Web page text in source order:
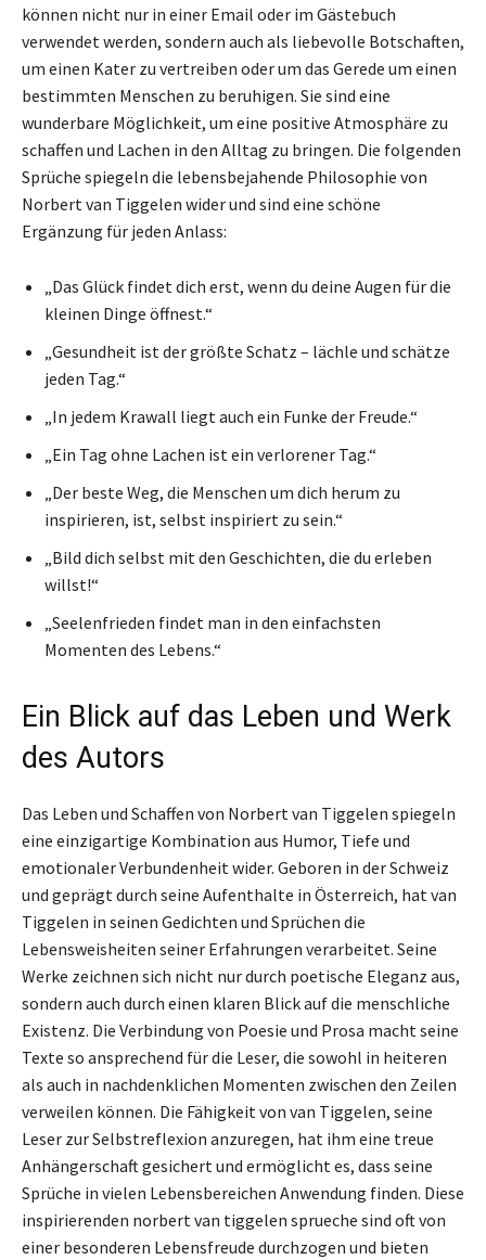
können nicht nur in einer Email oder im Gästebuch
verwendet werden, sondern auch als liebevolle Botschaften,
um einen Kater zu vertreiben oder um das Gerede um einen
bestimmten Menschen zu beruhigen. Sie sind eine
wunderbare Möglichkeit, um eine positive Atmosphäre zu
schaffen und Lachen in den Alltag zu bringen. Die folgenden
Sprüche spiegeln die lebensbejahende Philosophie von
Norbert van Tiggelen wider und sind eine schöne
Ergänzung für jeden Anlass:
„Das Glück findet dich erst, wenn du deine Augen für die
kleinen Dinge öffnest.“
„Gesundheit ist der größte Schatz – lächle und schätze
jeden Tag.“
„In jedem Krawall liegt auch ein Funke der Freude.“
„Ein Tag ohne Lachen ist ein verlorener Tag.“
„Der beste Weg, die Menschen um dich herum zu
inspirieren, ist, selbst inspiriert zu sein.“
„Bild dich selbst mit den Geschichten, die du erleben
willst!“
„Seelenfrieden findet man in den einfachsten
Momenten des Lebens.“
Ein Blick auf das Leben und Werk
des Autors
Das Leben und Schaffen von Norbert van Tiggelen spiegeln
eine einzigartige Kombination aus Humor, Tiefe und
emotionaler Verbundenheit wider. Geboren in der Schweiz
und geprägt durch seine Aufenthalte in Österreich, hat van
Tiggelen in seinen Gedichten und Sprüchen die
Lebensweisheiten seiner Erfahrungen verarbeitet. Seine
Werke zeichnen sich nicht nur durch poetische Eleganz aus,
sondern auch durch einen klaren Blick auf die menschliche
Existenz. Die Verbindung von Poesie und Prosa macht seine
Texte so ansprechend für die Leser, die sowohl in heiteren
als auch in nachdenklichen Momenten zwischen den Zeilen
verweilen können. Die Fähigkeit von van Tiggelen, seine
Leser zur Selbstreflexion anzuregen, hat ihm eine treue
Anhängerschaft gesichert und ermöglicht es, dass seine
Sprüche in vielen Lebensbereichen Anwendung finden. Diese
inspirierenden norbert van tiggelen sprueche sind oft von
einer besonderen Lebensfreude durchzogen und bieten